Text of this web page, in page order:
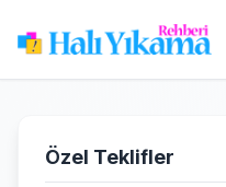
Özel Teklifler